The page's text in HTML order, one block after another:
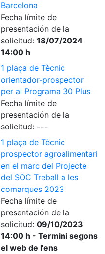
Barcelona
Fecha límite de
presentación de la
solicitud: 18/07/2024
14:00 h
1 plaça de Tècnic
orientador-prospector
per al Programa 30 Plus
Fecha límite de
presentación de la
solicitud: ---
1 plaça de Tècnic
prospector agroalimentari
en el marc del Projecte
del SOC Treball a les
comarques 2023
Fecha límite de
presentación de la
solicitud: 09/10/2023
14:00 h - Termini segons
el web de l'ens